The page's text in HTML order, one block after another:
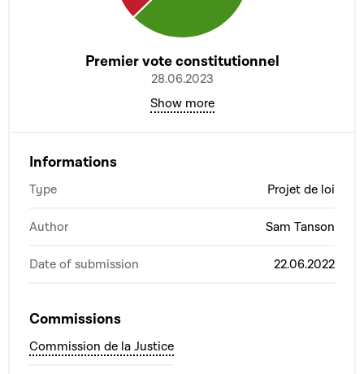
Premier vote constitutionnel
28.06.2023
Show more
Informations
Type Projet de loi
Author Sam Tanson
Date of submission 22.06.2022
Commissions
Commission de la Justice